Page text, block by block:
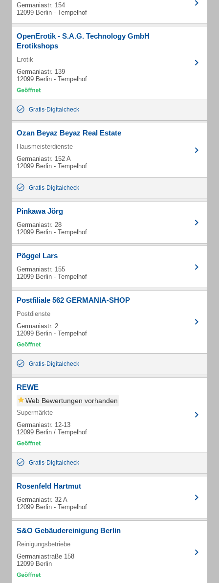
Germaniastr. 154
12099 Berlin - Tempelhof
OpenErotik - S.A.G. Technology GmbH
Erotikshops
Erotik
Germaniastr. 139
12099 Berlin - Tempelhof
Gratis-Digitalcheck
Ozan Beyaz Beyaz Real Estate
Hausmeisterdienste
Germaniastr. 152 A
12099 Berlin - Tempelhof
Gratis-Digitalcheck
Pinkawa Jörg
Germaniastr. 28
12099 Berlin - Tempelhof
Pöggel Lars
Germaniastr. 155
12099 Berlin - Tempelhof
Postfiliale 562 GERMANIA-SHOP
Postdienste
Germaniastr. 2
12099 Berlin - Tempelhof
Gratis-Digitalcheck
REWE
Web Bewertungen vorhanden
Supermärkte
Germaniastr. 12-13
12099 Berlin / Tempelhof
Gratis-Digitalcheck
Rosenfeld Hartmut
Germaniastr. 32 A
12099 Berlin - Tempelhof
S&O Gebäudereinigung Berlin
Reinigungsbetriebe
Germaniastraße 158
12099 Berlin